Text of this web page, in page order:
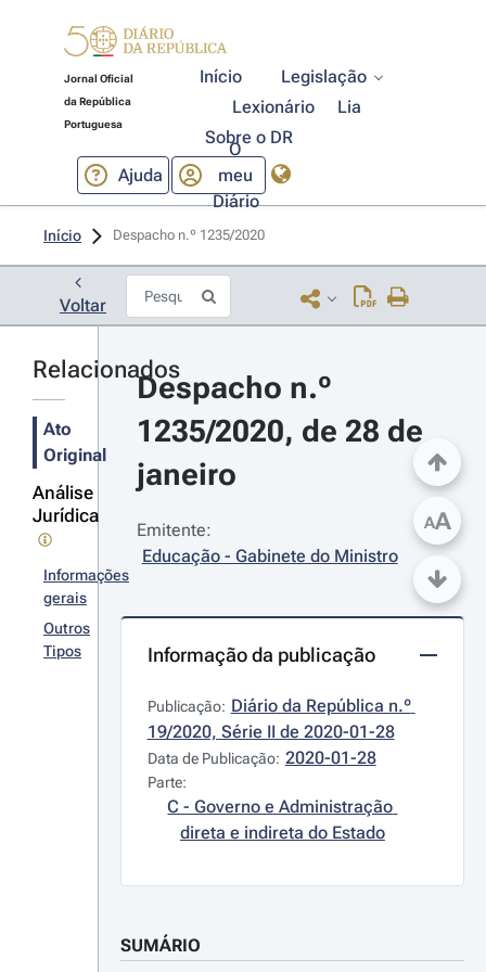
Jornal Oficial
da República
Portuguesa
Início
Legislação
Lexionário
Lia
Sobre o DR
Ajuda
O
meu
Diário
Início Despacho n.º 1235/2020
Voltar
Relacionados
Ato
Original
Análise
Jurídica
Informações
gerais
Outros
Tipos
Despacho n.º
1235/2020, de 28 de
janeiro
Emitente:
Educação - Gabinete do Ministro
Informação da publicação
Publicação: Diário da República n.º
19/2020, Série II de 2020-01-28
Data de Publicação: 2020-01-28
Parte:
C - Governo e Administração
direta e indireta do Estado
SUMÁRIO
AA